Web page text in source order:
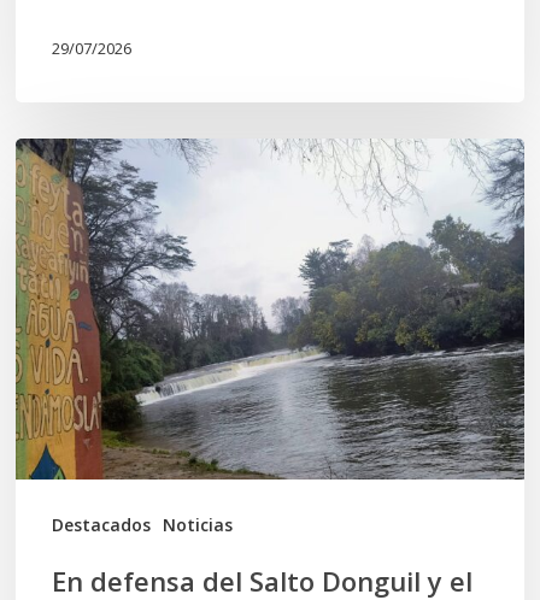
29/07/2026
Destacados Noticias
En
defensa
del
Salto
Donguil
y
el
territorio
Kuzpe
Mapu
En defensa del Salto Donguil y el